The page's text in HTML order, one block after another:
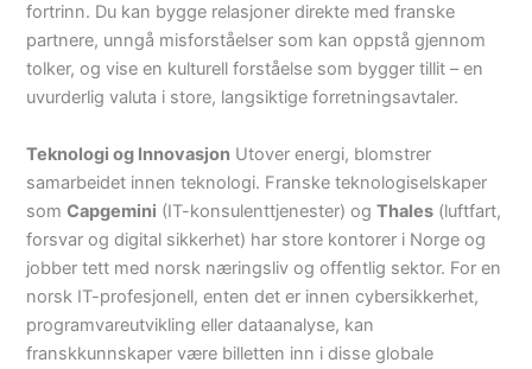
fortrinn. Du kan bygge relasjoner direkte med franske
partnere, unngå misforståelser som kan oppstå gjennom
tolker, og vise en kulturell forståelse som bygger tillit – en
uvurderlig valuta i store, langsiktige forretningsavtaler.
Teknologi og Innovasjon Utover energi, blomstrer
samarbeidet innen teknologi. Franske teknologiselskaper
somCapgemini (IT-konsulenttjenester) ogThales (luftfart,
forsvar og digital sikkerhet) har store kontorer i Norge og
jobber tett med norsk næringsliv og offentlig sektor. For en
norsk IT-profesjonell, enten det er innen cybersikkerhet,
programvareutvikling eller dataanalyse, kan
franskkunnskaper være billetten inn i disse globale